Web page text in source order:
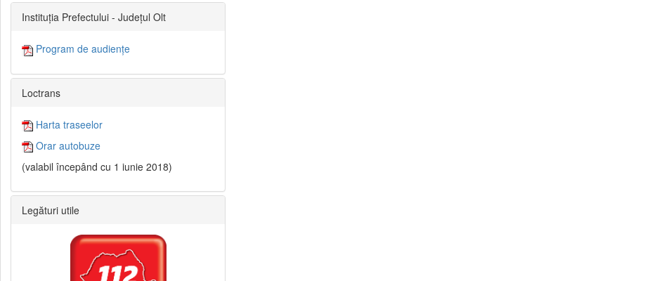
Instituția Prefectului - Județul Olt
Program de audiențe
Loctrans
Harta traseelor
Orar autobuze
(valabil începând cu 1 iunie 2018)
Legături utile